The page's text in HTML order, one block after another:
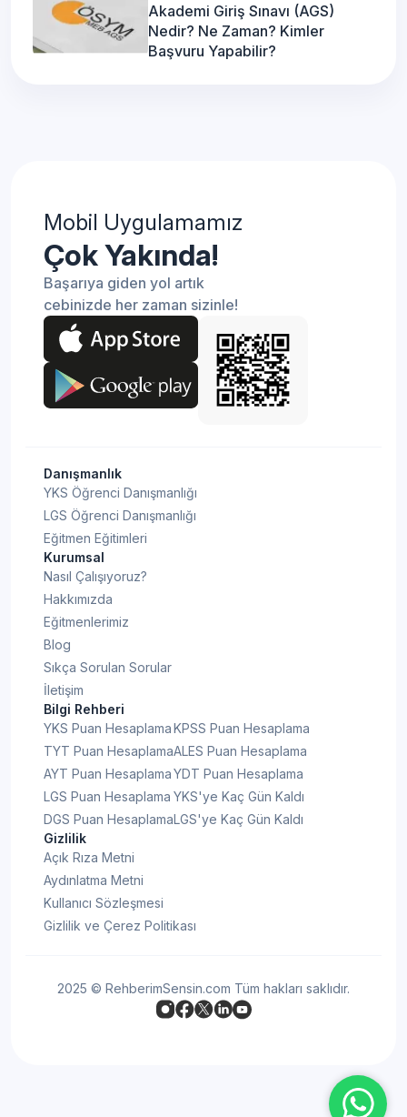
Akademi Giriş Sınavı (AGS)
Nedir? Ne Zaman? Kimler
Başvuru Yapabilir?
Mobil Uygulamamız
Çok Yakında!
Başarıya giden yol artık
cebinizde her zaman sizinle!
Danışmanlık
YKS Öğrenci Danışmanlığı
LGS Öğrenci Danışmanlığı
Eğitmen Eğitimleri
Kurumsal
Nasıl Çalışıyoruz?
Hakkımızda
Eğitmenlerimiz
Blog
Sıkça Sorulan Sorular
İletişim
Bilgi Rehberi
YKS Puan Hesaplama
TYT Puan Hesaplama
AYT Puan Hesaplama
LGS Puan Hesaplama
DGS Puan Hesaplama
KPSS Puan Hesaplama
ALES Puan Hesaplama
YDT Puan Hesaplama
YKS'ye Kaç Gün Kaldı
LGS'ye Kaç Gün Kaldı
Gizlilik
Açık Rıza Metni
Aydınlatma Metni
Kullanıcı Sözleşmesi
Gizlilik ve Çerez Politikası
2025 © RehberimSensin.com Tüm hakları saklıdır.